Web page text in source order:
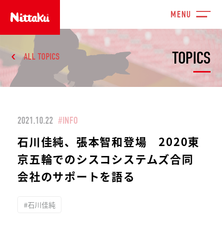
TOPICS
ALL TOPICS
2021.10.22 #INFO
石川佳純、張本智和登場 2020東
京五輪でのシスコシステムズ合同
会社のサポートを語る
#石川佳純